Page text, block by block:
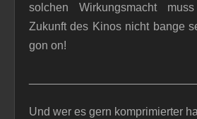
solchen Wirkungsmacht
Zukunft des Kinos nicht bange
gon on!
Und wer es gern komprimierter